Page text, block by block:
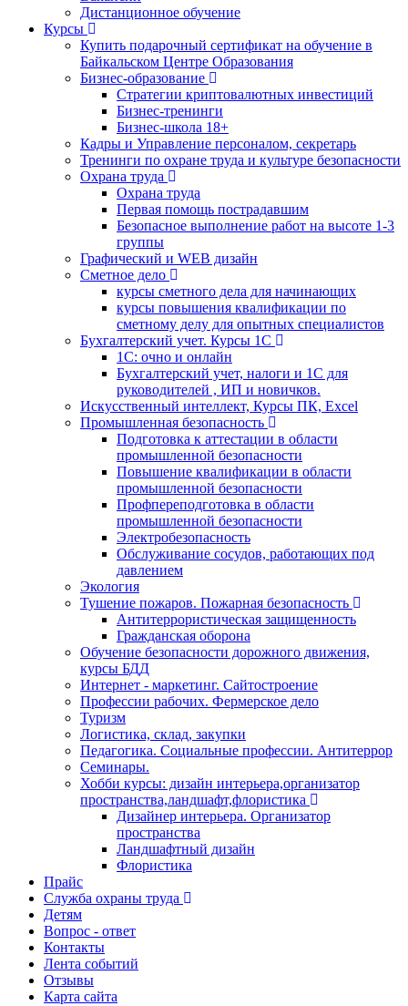
Дистанционное обучение
Курсы
Купить подарочный сертификат на обучение в
Байкальском Центре Образования
Бизнес-образование
Стратегии криптовалютных инвестиций
Бизнес-тренинги
Бизнес-школа 18+
Кадры и Управление персоналом, секретарь
Тренинги по охране труда и культуре безопасности
Охрана труда
Охрана труда
Первая помощь пострадавшим
Безопасное выполнение работ на высоте 1-3
группы
Графический и WEB дизайн
Сметное дело
курсы сметного дела для начинающих
курсы повышения квалификации по
сметному делу для опытных специалистов
Бухгалтерский учет. Курсы 1С
1С: очно и онлайн
Бухгалтерский учет, налоги и 1С для
руководителей , ИП и новичков.
Искусственный интеллект, Курсы ПК, Excel
Промышленная безопасность
Подготовка к аттестации в области
промышленной безопасности
Повышение квалификации в области
промышленной безопасности
Профпереподготовка в области
промышленной безопасности
Электробезопасность
Обслуживание сосудов, работающих под
давлением
Экология
Тушение пожаров. Пожарная безопасность
Антитеррористическая защищенность
Гражданская оборона
Обучение безопасности дорожного движения,
курсы БДД
Интернет - маркетинг. Сайтостроение
Профессии рабочих. Фермерское дело
Туризм
Логистика, склад, закупки
Педагогика. Социальные профессии. Антитеррор
Семинары.
Хобби курсы: дизайн интерьера,организатор
пространства,ландшафт,флористика
Дизайнер интерьера. Организатор
пространства
Ландшафтный дизайн
Флористика
Прайс
Служба охраны труда
Детям
Вопрос - ответ
Контакты
Лента событий
Отзывы
Карта сайта